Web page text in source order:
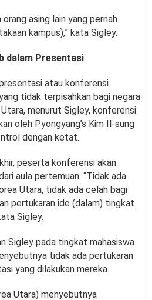
asing lain yang pernah
kampus),” kata Sigley.
dalam Presentasi
atau konferensi
tidak terpisahkan bagi negara
menurut Sigley, konferensi
oleh Pyongyang’s Kim Il-sung
dengan ketat.
peserta konferensi akan
aula pertemuan. “Tidak ada
Utara, tidak ada celah bagi
pertukaran ide (dalam) tingkat
Sigley.
Sigley pada tingkat mahasiswa
tidak ada pertukaran
yang dilakukan mereka.
Utara) menyebutnya